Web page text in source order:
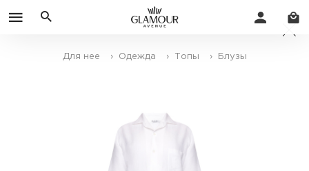
Для нее › Одежда › Топы › Блузы